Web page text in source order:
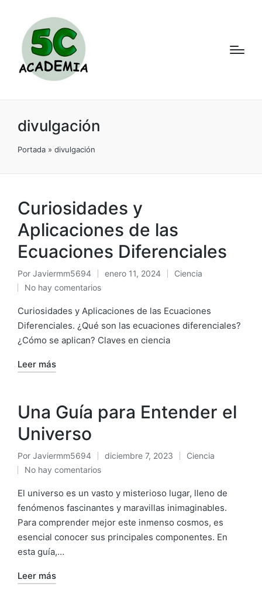
divulgación
Portada » divulgación
Curiosidades y
Aplicaciones de las
Ecuaciones Diferenciales
Por Javiermm5694 enero 11, 2024
Ciencia
No hay comentarios
Curiosidades y Aplicaciones de las Ecuaciones
Diferenciales. ¿Qué son las ecuaciones diferenciales?
¿Cómo se aplican? Claves en ciencia
Leer más
Una Guía para Entender el
Universo
Por Javiermm5694 diciembre 7, 2023
Ciencia
No hay comentarios
El universo es un vasto y misterioso lugar, lleno de
fenómenos fascinantes y maravillas inimaginables.
Para comprender mejor este inmenso cosmos, es
esencial conocer sus principales componentes. En
esta guía,…
Leer más